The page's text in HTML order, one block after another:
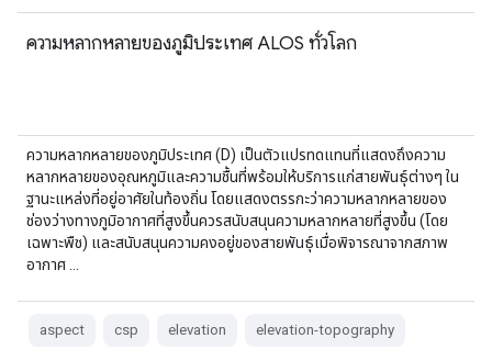
ความหลากหลายของภูมิประเทศ ALOS ทั่วโลก
ความหลากหลายของภูมิประเทศ (D) เป็นตัวแปรทดแทนที่แสดงถึงความ
หลากหลายของอุณหภูมิและความชื้นที่พร้อมให้บริการแก่สายพันธุ์ต่างๆ ใน
ฐานะแหล่งที่อยู่อาศัยในท้องถิ่น โดยแสดงตรรกะว่าความหลากหลายของ
ช่องว่างทางภูมิอากาศที่สูงขึ้นควรสนับสนุนความหลากหลายที่สูงขึ้น (โดย
เฉพาะพืช) และสนับสนุนความคงอยู่ของสายพันธุ์เมื่อพิจารณาจากสภาพ
อากาศ …
aspect csp elevation elevation-topography